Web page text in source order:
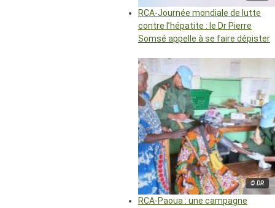
RCA-Journée mondiale de lutte
contre l’hépatite : le Dr Pierre
Somsé appelle à se faire dépister
© DR
RCA-Paoua : une campagne